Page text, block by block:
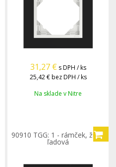
31,27 € s DPH / ks
25,42 € bez DPH / ks
Na sklade v Nitre
90910 TGG: 1 - rámček, žula/
ľadová